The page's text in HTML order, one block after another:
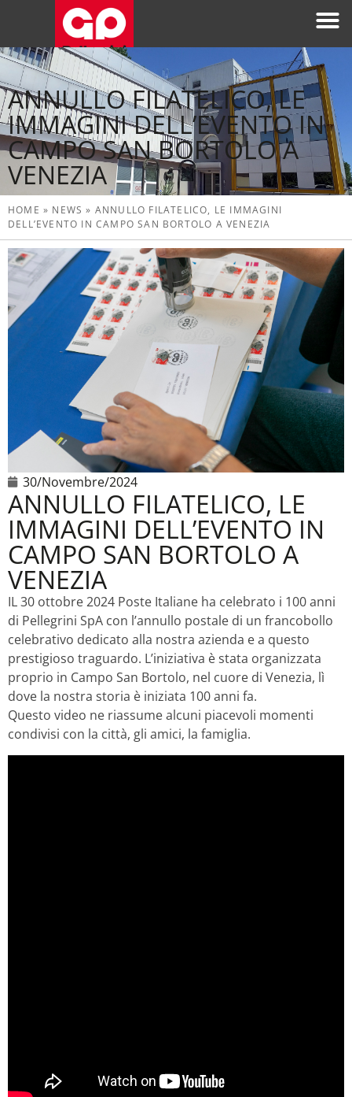
ANNULLO FILATELICO, LE
IMMAGINI DELL’EVENTO IN
CAMPO SAN BORTOLO A
VENEZIA
HOME » NEWS » ANNULLO FILATELICO, LE IMMAGINI
DELL’EVENTO IN CAMPO SAN BORTOLO A VENEZIA
30/Novembre/2024
ANNULLO FILATELICO, LE
IMMAGINI DELL’EVENTO IN
CAMPO SAN BORTOLO A
VENEZIA
IL 30 ottobre 2024 Poste Italiane ha celebrato i 100 anni
di Pellegrini SpA con l’annullo postale di un francobollo
celebrativo dedicato alla nostra azienda e a questo
prestigioso traguardo. L’iniziativa è stata organizzata
proprio in Campo San Bortolo, nel cuore di Venezia, lì
dove la nostra storia è iniziata 100 anni fa.
Questo video ne riassume alcuni piacevoli momenti
condivisi con la città, gli amici, la famiglia.